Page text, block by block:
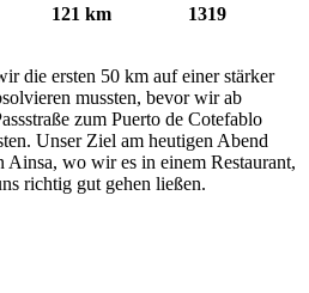
121 km 1319
die ersten 50 km auf einer stärker
mussten, bevor wir ab
zum Puerto de Cotefablo
Unser Ziel am heutigen Abend
Ainsa, wo wir es in einem Restaurant,
richtig gut gehen ließen.